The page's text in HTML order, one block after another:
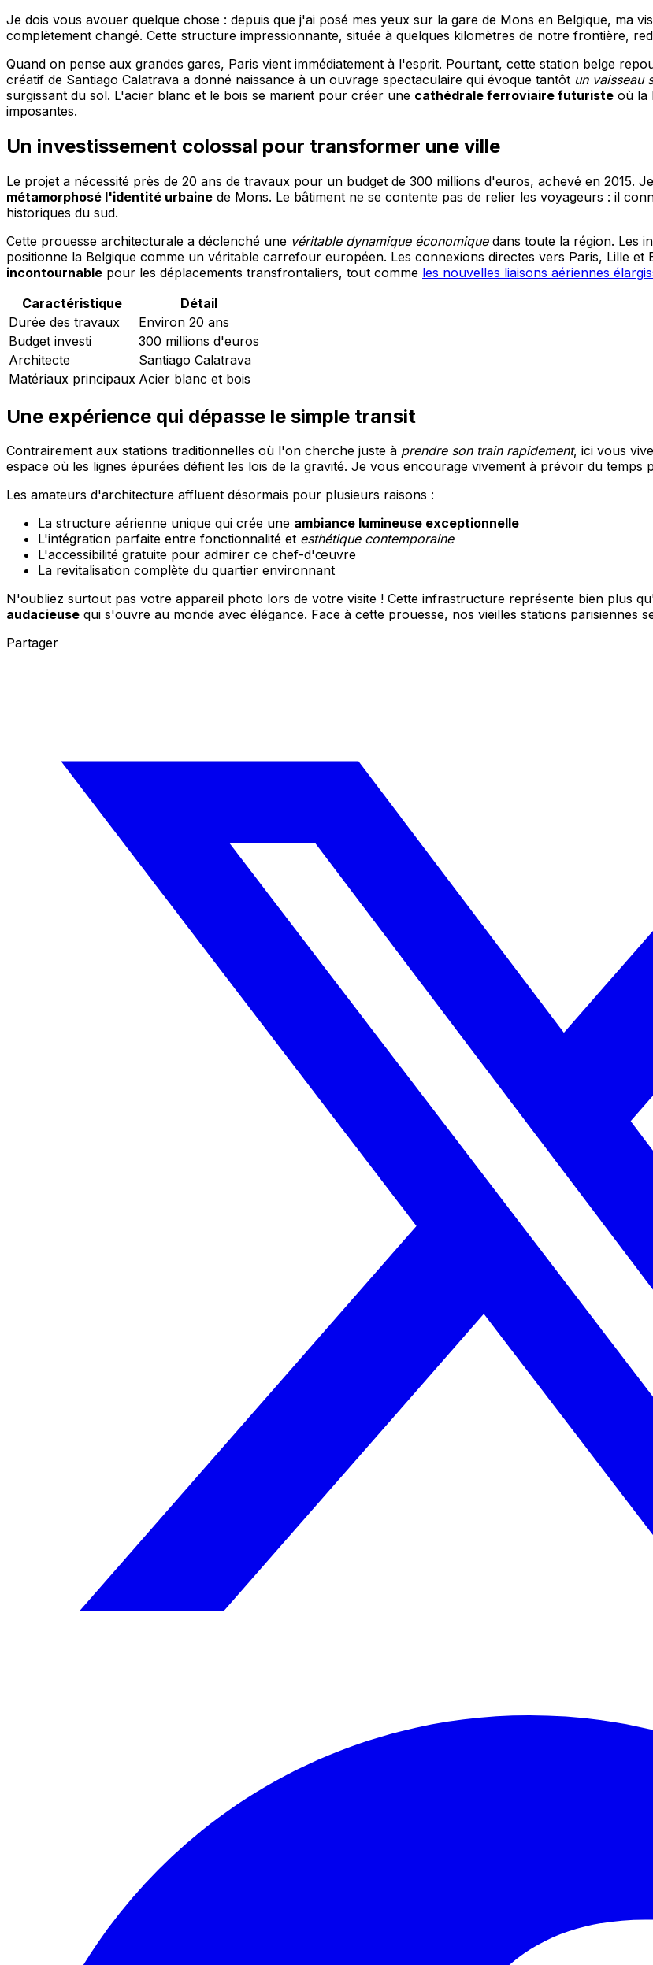
Je dois vous avouer quelque chose : depuis que j'ai posé mes yeux sur la gare de Mons en Belgique, ma
complètement changé. Cette structure impressionnante, située à quelques kilomètres de notre frontière,
Quand on pense aux grandes gares, Paris vient immédiatement à l'esprit. Pourtant, cette station belge
créatif de Santiago Calatrava a donné naissance à un ouvrage spectaculaire qui évoque tantôt un vaisseau
surgissant du sol. L'acier blanc et le bois se marient pour créer une cathédrale ferroviaire futuriste où la
imposantes.
Un investissement colossal pour transformer une ville
Le projet a nécessité près de 20 ans de travaux pour un budget de 300 millions d'euros, achevé en 2015.
métamorphosé l'identité urbaine de Mons. Le bâtiment ne se contente pas de relier les voyageurs : il
historiques du sud.
Cette prouesse architecturale a déclenché une véritable dynamique économiquedans toute la région. Les
positionne la Belgique comme un véritable carrefour européen. Les connexions directes vers Paris, Lille
incontournable pour les déplacements transfrontaliers, tout comme les nouvelles liaisons aériennes
Caractéristique
Détail
Durée des travaux
Environ 20 ans
Budget investi
300 millions d'euros
Architecte
Santiago Calatrava
Matériaux principaux Acier blanc et bois
Une expérience qui dépasse le simple transit
Contrairement aux stations traditionnelles où l'on cherche juste à prendre son train rapidement, ici vous
espace où les lignes épurées défient les lois de la gravité. Je vous encourage vivement à prévoir du
Les amateurs d'architecture affluent désormais pour plusieurs raisons :
La structure aérienne unique qui crée une ambiance lumineuse exceptionnelle
L'intégration parfaite entre fonctionnalité et esthétique contemporaine
L'accessibilité gratuite pour admirer ce chef-d'œuvre
La revitalisation complète du quartier environnant
N'oubliez surtout pas votre appareil photo lors de votre visite ! Cette infrastructure représente bien plus
audacieuse qui s'ouvre au monde avec élégance. Face à cette prouesse, nos vieilles stations parisiennes
Partager